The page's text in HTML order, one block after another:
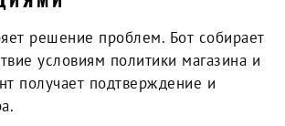
решение проблем. Бот собирает
условиям политики магазина и
получает подтверждение и